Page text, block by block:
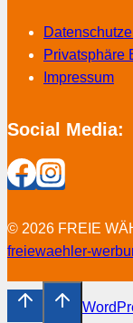
Privatsphäre
Impressum
Social Media:
© 2026 FREIE
freiewaehler-